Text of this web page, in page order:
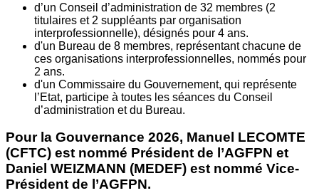
d’un Conseil d’administration de 32 membres (2
titulaires et 2 suppléants par organisation
interprofessionnelle), désignés pour 4 ans.
d'un Bureau de 8 membres, représentant chacune de
ces organisations interprofessionnelles, nommés pour
2 ans.
d'un Commissaire du Gouvernement, qui représente
l’Etat, participe à toutes les séances du Conseil
d’administration et du Bureau.
Pour la Gouvernance 2026, Manuel LECOMTE
(CFTC) est nommé Président de l’AGFPN et
Daniel WEIZMANN (MEDEF) est nommé Vice-
Président de l’AGFPN.